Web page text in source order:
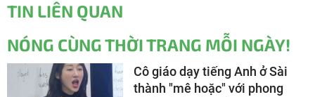
TIN LIÊN QUAN
NÓNG CÙNG THỜI TRANG MỖI NGÀY!
Cô giáo dạy tiếng Anh ở Sài
thành "mê hoặc" với phong